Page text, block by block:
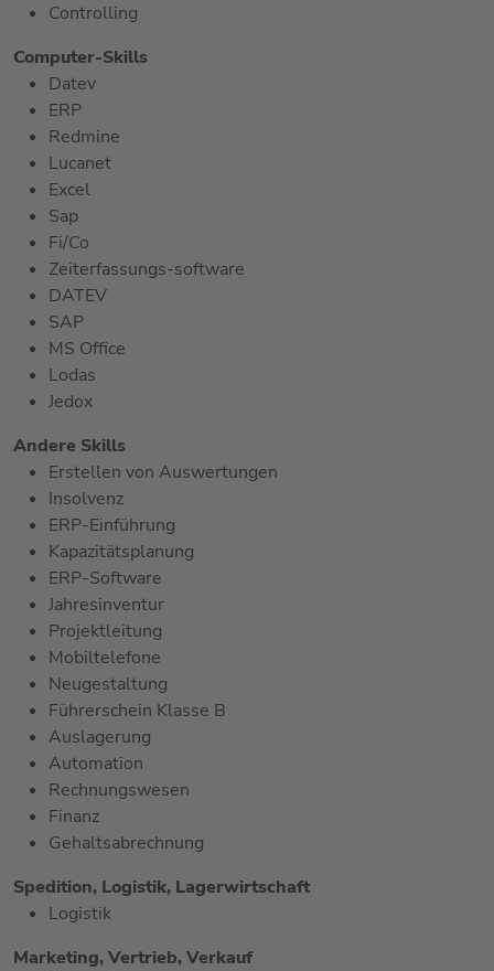
Controlling
Computer-Skills
Datev
ERP
Redmine
Lucanet
Excel
Sap
Fi/Co
Zeiterfassungs-software
DATEV
SAP
MS Office
Lodas
Jedox
Andere Skills
Erstellen von Auswertungen
Insolvenz
ERP-Einführung
Kapazitätsplanung
ERP-Software
Jahresinventur
Projektleitung
Mobiltelefone
Neugestaltung
Führerschein Klasse B
Auslagerung
Automation
Rechnungswesen
Finanz
Gehaltsabrechnung
Spedition, Logistik, Lagerwirtschaft
Logistik
Marketing, Vertrieb, Verkauf